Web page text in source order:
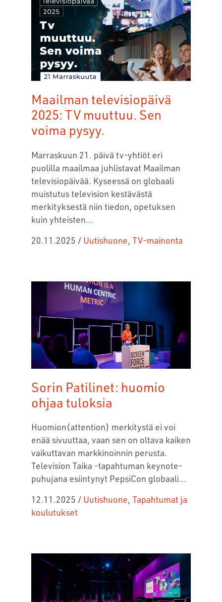
Maailman televisiopäivä
2025: TV muuttuu. Sen
voima pysyy.
Marraskuun 21. päivä tv-yhtiöt eri
puolilla maailmaa juhlistavat Maailman
televisiopäivää. Kyseessä on globaali
muistutus television kestävästä
merkityksestä niin tiedon, opetuksen
kuin yhteisten...
20.11.2025 / Uutishuone TV-mainonta
Sorin Patilinet: huomio
ohjaa tuloksia
Huomion(attention) merkitystä ei voi
enää sivuuttaa, vaan sen on oltava kaiken
vaikuttavan markkinoinnin perusta.
Television Taika -tapahtuman keynote-
puhujana esiintynyt PepsiCon globaali...
12.11.2025 / Uutishuone, Tapahtumat ja
koulutukset